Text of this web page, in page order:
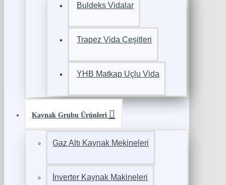
Buldeks Vidalar
Trapez Vida Çeşitleri
YHB Matkap Uçlu Vida
Kaynak Grubu Ürünleri
Gaz Altı Kaynak Mekineleri
İnverter Kaynak Makineleri